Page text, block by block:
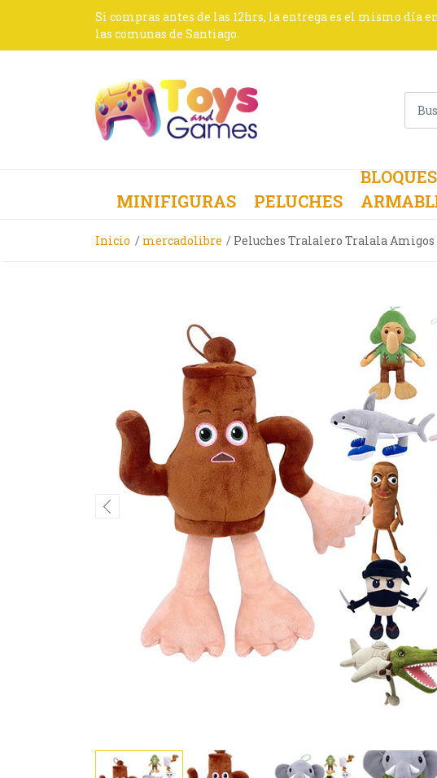
Si compras antes de las 12hrs, la entrega es el mismo día
las comunas de Santiago.
MINIFIGURAS PELUCHES
BLOQUES
Inicio mercadolibre Peluches Tralalero Tralala